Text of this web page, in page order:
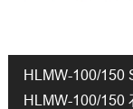
HLMW-100/150
HLMW-100/150